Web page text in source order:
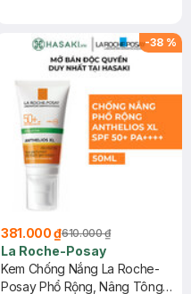
-38 %
381.000 ₫610.000 ₫
La Roche-Posay
Kem Chống Nắng La Roche-
Posay Phổ Rộng, Nâng Tông